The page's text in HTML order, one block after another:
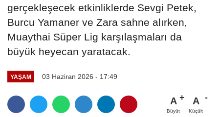
gerçekleşecek etkinliklerde Sevgi Petek,
Burcu Yamaner ve Zara sahne alırken,
Muaythai Süper Lig karşılaşmaları da
büyük heyecan yaratacak.
YAŞAM 03 Haziran 2026 - 17:49
A
Büyüt
A
Küçült